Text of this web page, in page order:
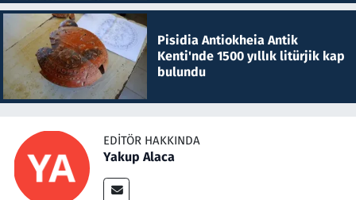
Pisidia Antiokheia Antik
Kenti'nde 1500 yıllık litürjik kap
bulundu
EDITÖR HAKKINDA
Yakup Alaca